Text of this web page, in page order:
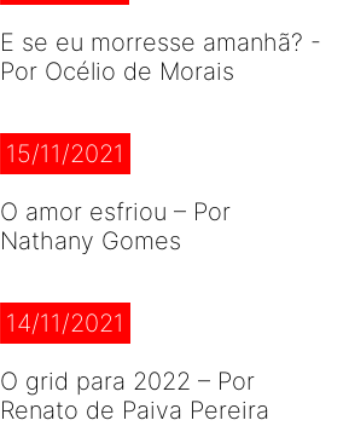
E se eu morresse amanhã? -
Por Océlio de Morais
15/11/2021
O amor esfriou – Por
Nathany Gomes
14/11/2021
O grid para 2022 – Por
Renato de Paiva Pereira